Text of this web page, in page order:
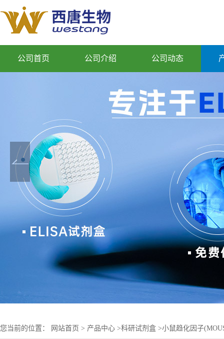
公司首页 公司介绍 公司动态
您当前的位置： 网站首页 > 产品中心 >科研试剂盒 >小鼠趋化因子